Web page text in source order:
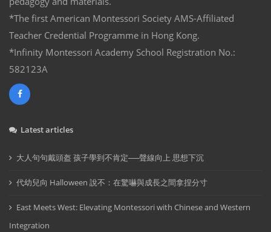
*The first American Montessori Society AMS-Affiliated
Teacher Credential Programme in Hong Kong.
*Infinity Montessori Academy School Registration No.:
582123A
Latest articles
大人句句戴頭盔 孩子學到不肯定──聲線向上 思想下沉
代幼兒向 Halloween 說不：在驚嚇與成長之間拿捏分寸
East Meets West: Elevating Montessori with Chinese and Western
Integration